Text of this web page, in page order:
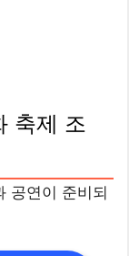
축제 조
공연이 준비되